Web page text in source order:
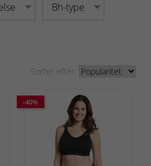
Bh-type
Sorter efter:
-40%